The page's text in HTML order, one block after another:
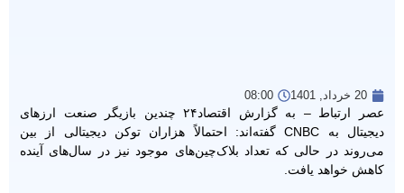
20 خرداد, 1401 08:00
عصر ارتباط – به گزارش اقتصاد۲۴ چندین بازیگر صنعت ارز‌های
دیجیتال به CNBC گفته‌اند: احتمالاً هزاران توکن دیجیتالی از بین
‌می‌روند در حالی که تعداد بلاک‌چین‌های موجود نیز در سال‌های آینده
کاهش خواهد یافت.